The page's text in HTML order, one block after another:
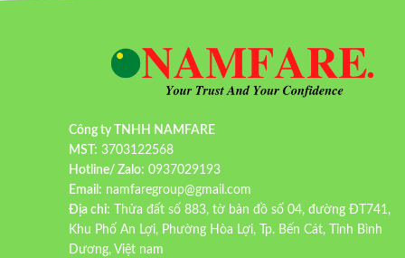
Công ty TNHH NAMFARE
MST: 3703122568
Hotline/ Zalo: 0937029193
Email: namfaregroup@gmail.com
Địa chỉ: Thửa đất số 883, tờ bản đồ số 04, đường ĐT741,
Khu Phố An Lợi, Phường Hòa Lợi, Tp. Bến Cát, Tỉnh Bình
Dương, Việt nam